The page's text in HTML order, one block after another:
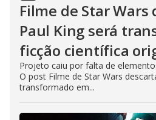
Filme de Star Wars
Paul King será
ficção científica
Projeto caiu por falta de
O post Filme de Star Wars
transformado em...